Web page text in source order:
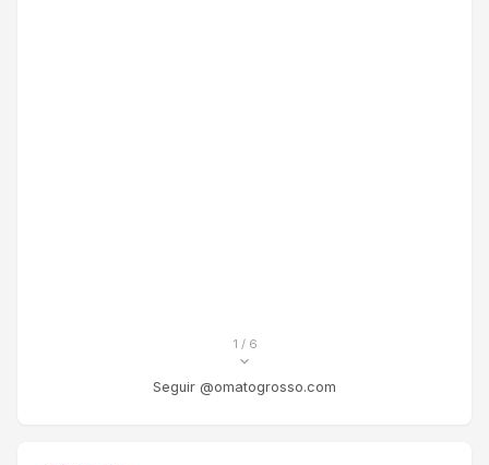
1 / 6
Seguir @omatogrosso.com